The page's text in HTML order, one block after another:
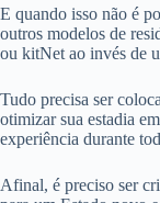
E quando isso não é
outros modelos de
ou kitNet ao invés de
Tudo precisa ser
otimizar sua estadia
experiência durante
Afinal, é preciso ser